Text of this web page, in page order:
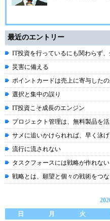
最近のエントリー
IT投資を行っているにも関わらず
災害に備える
ポイントカードは売上に寄与したの
選択と集中の誤り
IT投資こそ成長のエンジン
プロジェクト管理は、無料製品を
サメに追いかけられれば、早く泳げ
流行に流されない
タスクフォースには戦略が作れない
戦略とは、願望と個々の戦術をつ
日
月 火